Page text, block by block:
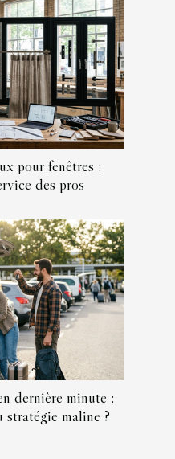
pour fenêtres :
des pros
dernière minute :
stratégie maline ?